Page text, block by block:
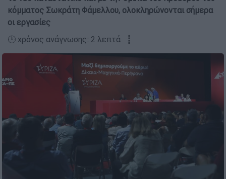
κόμματος Σωκράτη Φάμελλου, ολοκληρώνονται σήμερα
οι εργασίες
🕛 χρόνος ανάγνωσης: 2 λεπτά ┋